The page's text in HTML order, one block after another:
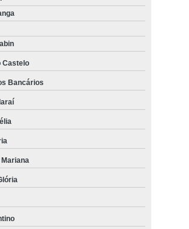
Castelo
Bancários